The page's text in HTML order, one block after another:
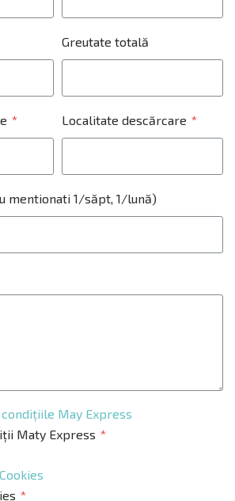
Greutate totală
* Localitate descărcare *
mentionati 1/săpt, 1/lună)
May Express
Maty Express *
*